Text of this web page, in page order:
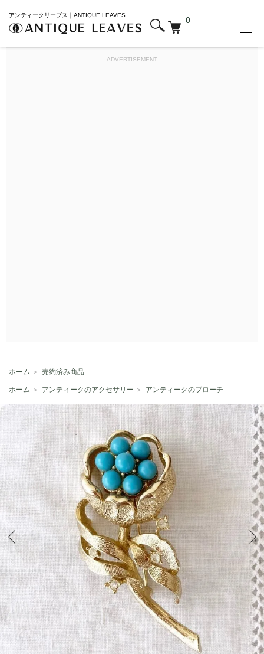
アンティークリーブス｜ANTIQUE LEAVES
0
ADVERTISEMENT
ホーム ＞ 売約済み商品
ホーム ＞ アンティークのアクセサリー ＞ アンティークのブローチ